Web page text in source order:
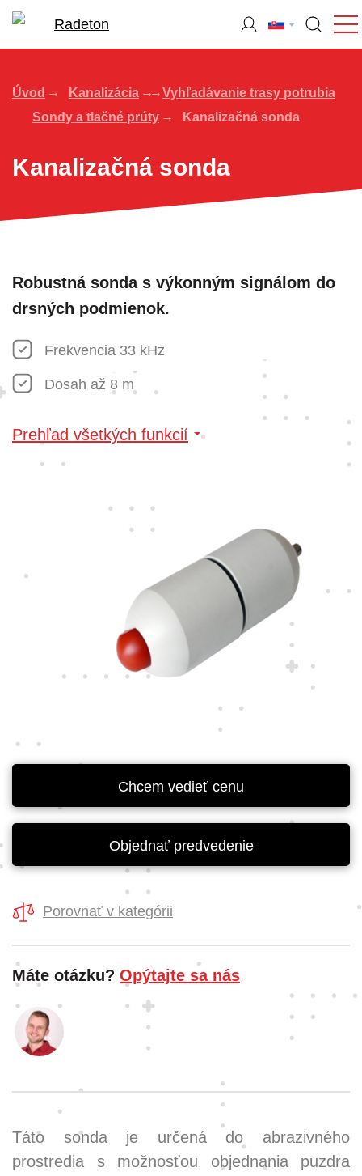
Úvod Kanalizácia
Vyhľadávanie trasy potrubia
Sondy a tlačné prúty
Kanalizačná sonda
Kanalizačná sonda
Robustná sonda s výkonným signálom do
drsných podmienok.
Frekvencia 33 kHz
Dosah až 8 m
Prehľad všetkých funkcií
Chcem vedieť cenu
Objednať predvedenie
Porovnať v kategórii
Máte otázku? Opýtajte sa nás
Táto sonda je určená do abrazivného
prostredia s možnosťou objednania puzdra